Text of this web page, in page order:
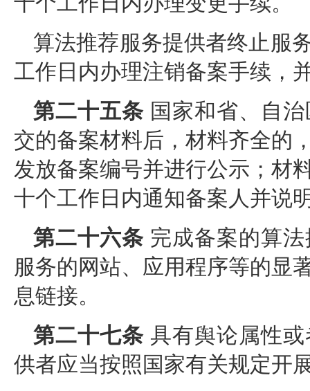
算法推荐服务提供者终止服
工作日内办理注销备案手续，
第二十五条 国家和省、自
交的备案材料后，材料齐全的
发放备案编号并进行公示；材
十个工作日内通知备案人并说
第二十六条 完成备案的算
服务的网站、应用程序等的显
息链接。
第二十七条 具有舆论属性
供者应当按照国家有关规定开